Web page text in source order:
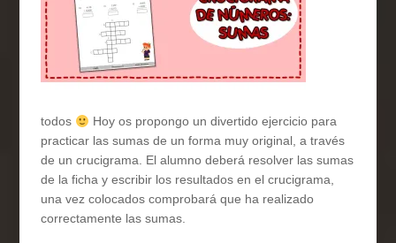
todos
Hoy os propongo un divertido ejercicio para
practicar las sumas de un forma muy original, a través
de un crucigrama. El alumno deberá resolver las sumas
de la ficha y escribir los resultados en el crucigrama,
una vez colocados comprobará que ha realizado
correctamente las sumas.